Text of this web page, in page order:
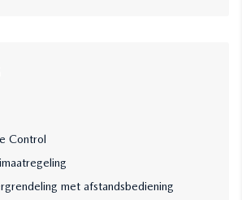
Control
met afstandsbediening